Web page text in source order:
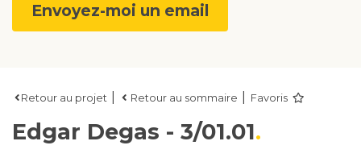
Envoyez-moi un email
Retour au projet Retour au sommaire Favoris
Edgar Degas - 3/01.01